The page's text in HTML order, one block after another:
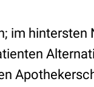
im hintersten